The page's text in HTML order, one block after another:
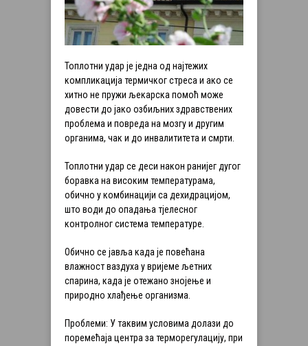
Топлотни удар је једна од најтежих
компликација термичког стреса и ако се
хитно не пружи љекарска помоћ може
довести до јако озбиљних здравствених
проблема и повреда на мозгу и другим
органима, чак и до инвалититета и смрти.
Топлотни удар се деси након ранијег дугог
боравка на високим температурама,
обично у комбинацији са дехидрацијом,
што води до опадања тјелесног
контролног система температуре.
Обично се јавља када је повећана
влажност ваздуха у вријеме љетних
спарина, када је отежано знојење и
природно хлађење организма.
Проблеми: У таквим условима долази до
поремећаја центра за терморегулацију, при